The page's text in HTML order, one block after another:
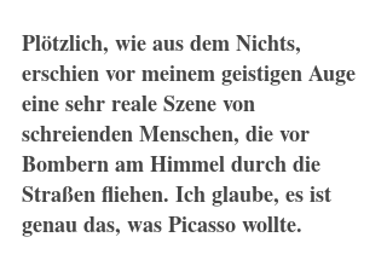
Plötzlich, wie aus dem Nichts,
erschien vor meinem geistigen Auge
eine sehr reale Szene von
schreienden Menschen, die vor
Bombern am Himmel durch die
Straßen fliehen. Ich glaube, es ist
genau das, was Picasso wollte.